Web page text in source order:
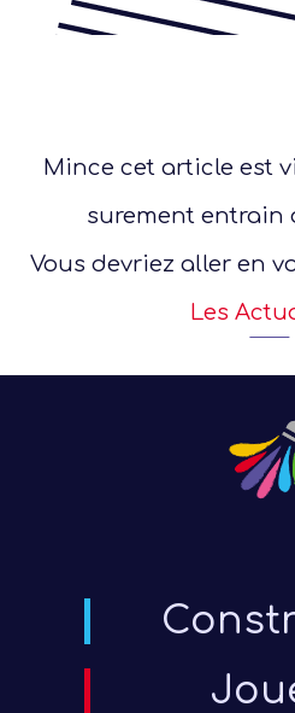
Mince cet article est
surement entrain
Vous devriez aller en
Les